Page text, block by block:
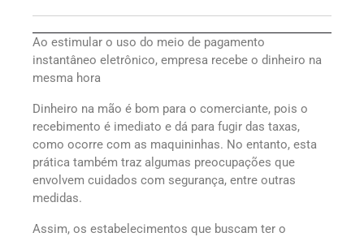
Ao estimular o uso do meio de pagamento
instantâneo eletrônico, empresa recebe o dinheiro na
mesma hora
Dinheiro na mão é bom para o comerciante, pois o
recebimento é imediato e dá para fugir das taxas,
como ocorre com as maquininhas. No entanto, esta
prática também traz algumas preocupações que
envolvem cuidados com segurança, entre outras
medidas.
Assim, os estabelecimentos que buscam ter o